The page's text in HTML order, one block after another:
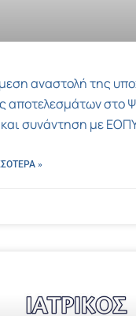
αναστολή της
αποτελεσμάτων στο
συνάντηση με
»